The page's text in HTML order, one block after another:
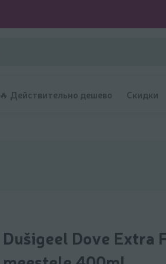
🔥 Действительно дешево Скидки
Dušigeel Dove Extra